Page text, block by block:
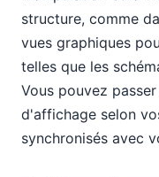
structure, comme
vues graphiques
telles que les
Vous pouvez
d'affichage selon
synchronisés avec